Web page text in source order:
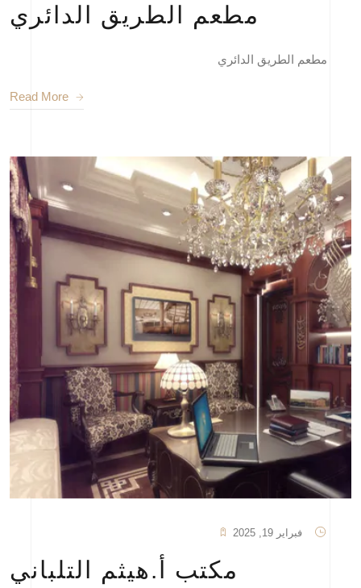
مطعم الطريق الدائري
مطعم الطريق الدائري
Read More
فبراير 19, 2025
مكتب أ.هيثم التلباني